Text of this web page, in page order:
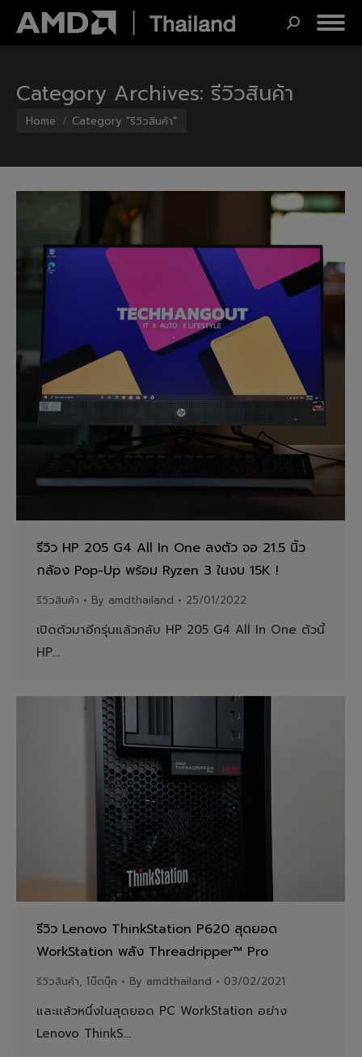
Search:
Category Archives: รีวิวสินค้า
You are here:
Home Category "รีวิวสินค้า"
รีวิว HP 205 G4 All In One ลงตัว จอ 21.5 นิ้ว
กล้อง Pop-Up พร้อม Ryzen 3 ในงบ 15K !
รีวิวสินค้า By amdthailand 25/01/2022
เปิดตัวมาอีกรุ่นแล้วกลับ HP 205 G4 All In One ตัวนี้
HP…
รีวิว Lenovo ThinkStation P620 สุดยอด
WorkStation พลัง Threadripper™ Pro
รีวิวสินค้า, โน๊ตบุ๊ค By amdthailand 03/02/2021
และแล้วหนึ่งในสุดยอด PC WorkStation อย่าง
Lenovo ThinkS…